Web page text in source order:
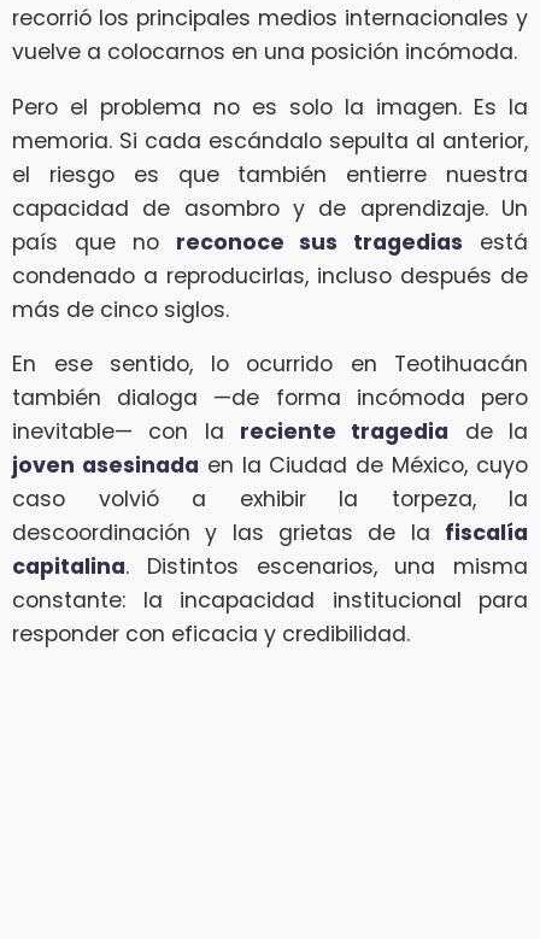
recorrió los principales medios internacionales y
vuelve a colocarnos en una posición incómoda.
Pero el problema no es solo la imagen. Es la
memoria. Si cada escándalo sepulta al anterior,
el riesgo es que también entierre nuestra
capacidad de asombro y de aprendizaje. Un
país que no reconoce sus tragedias está
condenado a reproducirlas, incluso después de
más de cinco siglos.
En ese sentido, lo ocurrido en Teotihuacán
también dialoga —de forma incómoda pero
inevitable— con la reciente tragedia de la
joven asesinada en la Ciudad de México, cuyo
caso volvió a exhibir la torpeza, la
descoordinación y las grietas de la fiscalía
capitalina. Distintos escenarios, una misma
constante: la incapacidad institucional para
responder con eficacia y credibilidad.